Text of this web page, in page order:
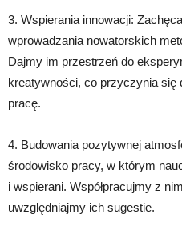
3. Wspierania innowacji:
wprowadzania nowatorskich
Dajmy im przestrzeń do
kreatywności, co przyczynia się
pracę.
4. Budowania pozytywnej
środowisko pracy, w którym
i wspierani. Współpracujmy z
uwzględniajmy ich sugestie.